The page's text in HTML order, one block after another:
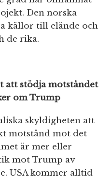
Den norska
källor till elände och
de rika.
att stödja motståndet
om Trump
skyldigheten att
motstånd mot det
är mer eller
mot Trump av
USA kommer alltid